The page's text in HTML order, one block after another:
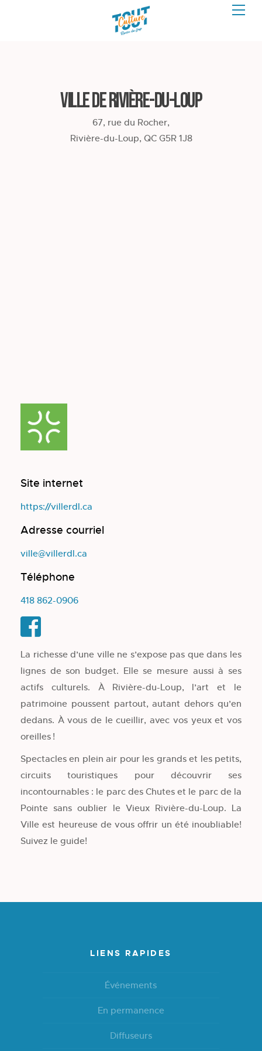
Ville de Rivière-du-Loup
67, rue du Rocher,
Rivière-du-Loup, QC G5R 1J8
Site internet
https://villerdl.ca
Adresse courriel
ville@villerdl.ca
Téléphone
418 862-0906
La richesse d’une ville ne s’expose pas que dans les
lignes de son budget. Elle se mesure aussi à ses
actifs culturels. À Rivière-du-Loup, l’art et le
patrimoine poussent partout, autant dehors qu’en
dedans. À vous de le cueillir, avec vos yeux et vos
oreilles !
Spectacles en plein air pour les grands et les petits,
circuits touristiques pour découvrir ses
incontournables : le parc des Chutes et le parc de la
Pointe sans oublier le Vieux Rivière-du-Loup. La
Ville est heureuse de vous offrir un été inoubliable!
Suivez le guide!
LIENS RAPIDES
Événements
En permanence
Diffuseurs